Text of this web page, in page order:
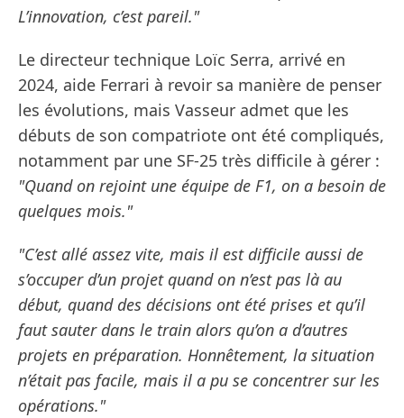
L’innovation, c’est pareil."
Le directeur technique Loïc Serra, arrivé en
2024, aide Ferrari à revoir sa manière de penser
les évolutions, mais Vasseur admet que les
débuts de son compatriote ont été compliqués,
notamment par une SF-25 très difficile à gérer :
"Quand on rejoint une équipe de F1, on a besoin de
quelques mois."
"C’est allé assez vite, mais il est difficile aussi de
s’occuper d’un projet quand on n’est pas là au
début, quand des décisions ont été prises et qu’il
faut sauter dans le train alors qu’on a d’autres
projets en préparation. Honnêtement, la situation
n’était pas facile, mais il a pu se concentrer sur les
opérations."